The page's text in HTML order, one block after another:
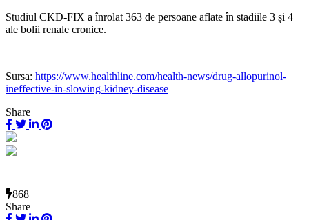
Studiul CKD-FIX a înrolat 363 de persoane aflate în stadiile 3 și 4
ale bolii renale cronice.
Sursa: https://www.healthline.com/health-news/drug-allopurinol-
ineffective-in-slowing-kidney-disease
Share
868
Share